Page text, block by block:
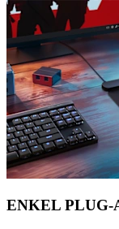
ENKEL PLUG-